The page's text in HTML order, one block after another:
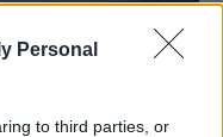
Personal
to third parties, or